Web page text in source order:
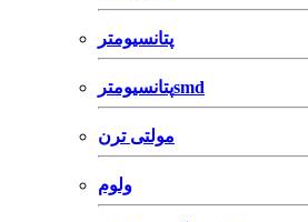
پتانسیومتر
پتانسیومترsmd
مولتی ترن
ولوم